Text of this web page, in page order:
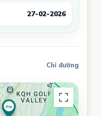
27-02-2026
Chỉ đường